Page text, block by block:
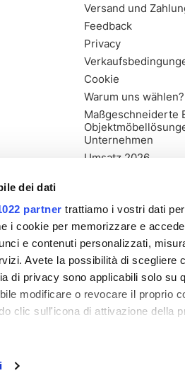
dei dati
partner trattiamo i vostri dati
i cookie per memorizzare e
e contenuti personalizzati,
Avete la possibilità di
di privacy sono applicabili solo su
modificare o revocare il proprio
clic sull'icona di attivazione della
informazioni sulla tua posizione
Versand und
Feedback
Privacy
Cookie
Warum uns wählen?
Maßgeschneiderte
Unternehmen
Umsatz 2026